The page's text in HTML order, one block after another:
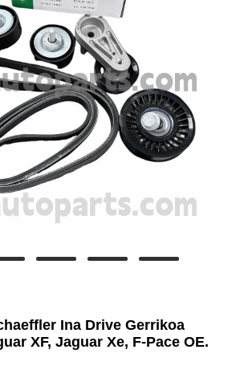
Ina Drive Gerrikoa
XF, Jaguar Xe, F-Pace OE.